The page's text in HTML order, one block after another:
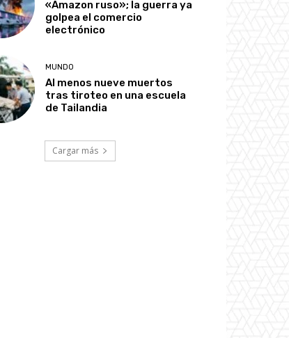
«Amazon ruso»; la guerra ya
golpea el comercio
electrónico
MUNDO
Al menos nueve muertos
tras tiroteo en una escuela
de Tailandia
Cargar más